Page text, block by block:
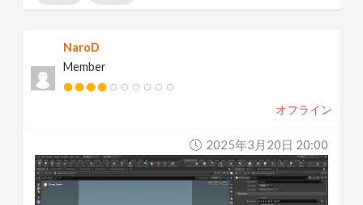
NaroD
Member
オフライン
2025年3月20日 20:00